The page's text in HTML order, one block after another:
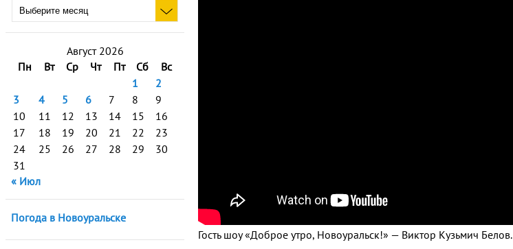
Август 2026
Пн
Вт Ср Чт Пт Сб
Вс
1
2
3
4 5 6 7 8
9
10
11 12 13 14 15
16
17
18 19 20 21 22
23
24
25 26 27 28 29
30
31
« Июл
Погода в Новоуральске
Гость шоу «Доброе утро, Новоуральск!» — Виктор Кузьмич Белов.